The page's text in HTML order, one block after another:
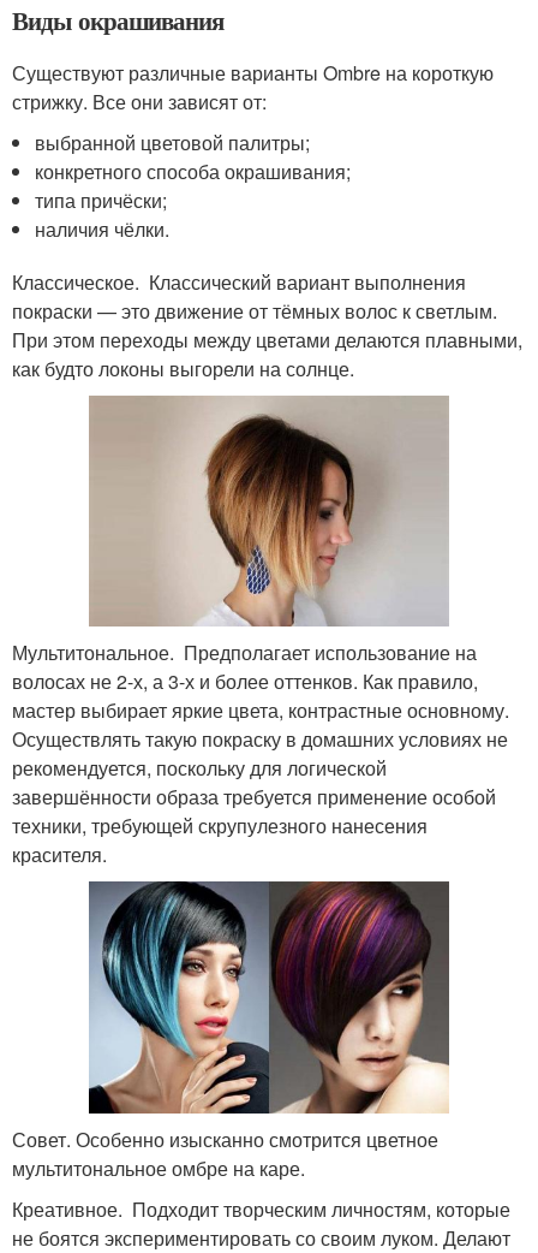
Виды окрашивания
Существуют различные варианты Ombre на короткую
стрижку. Все они зависят от:
выбранной цветовой палитры;
конкретного способа окрашивания;
типа причёски;
наличия чёлки.
Классическое. Классический вариант выполнения
покраски — это движение от тёмных волос к светлым.
При этом переходы между цветами делаются плавными,
как будто локоны выгорели на солнце.
Мультитональное. Предполагает использование на
волосах не 2-х, а 3-х и более оттенков. Как правило,
мастер выбирает яркие цвета, контрастные основному.
Осуществлять такую покраску в домашних условиях не
рекомендуется, поскольку для логической
завершённости образа требуется применение особой
техники, требующей скрупулезного нанесения
красителя.
Совет. Особенно изысканно смотрится цветное
мультитональное омбре на каре.
Креативное. Подходит творческим личностям, которые
не боятся экспериментировать со своим луком. Делают